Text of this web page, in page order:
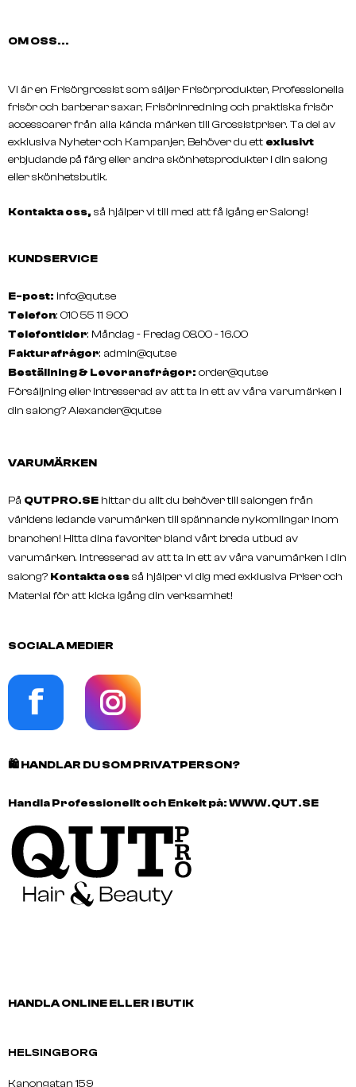
NECCIN 3 Conditioner Dandruff NECCIN 4 Shampoo
GRAZETTE
NECCIN Shampoo Fragrance
Free
GRAZETTE
NECCIN Hand Wash
OM OSS...
Vi är en Frisörgrossist som säljer Frisörprodukter, Professionella
frisör och barberar saxar, Frisörinredning och praktiska frisör
accessoarer från alla kända märken till Grossistpriser. Ta del av
exklusiva Nyheter och Kampanjer, Behöver du ett exlusivt
erbjudande på färg eller andra skönhetsprodukter i din salong
eller skönhetsbutik.
Kontakta oss, så hjälper vi till med att få igång er Salong!
KUNDSERVICE
E-post: info@qut.se
Telefon: 010 55 11 900
Telefontider: Måndag - Fredag 08.00 - 16.00
Fakturafrågor: admin@qut.se
Beställning & Leveransfrågor: order@qut.se
Försäljning eller intresserad av att ta in ett av våra varumärken i
din salong?Alexander@qut.se
VARUMÄRKEN
På QUTPRO.SE hittar du allt du behöver till salongen från
världens ledande varumärken till spännande nykomlingar inom
branchen! Hitta dina favoriter bland vårt breda utbud av
varumärken. Intresserad av att ta in ett av våra varumärken i din
salong? Kontakta ossså hjälper vi dig med exklusiva Priser och
Material för att kicka igång din verksamhet!
SOCIALA MEDIER
🛍️HANDLAR DU SOM PRIVATPERSON?
Handla Professionellt och Enkelt på:WWW.QUT.SE
HANDLA ONLINE ELLER I BUTIK
HELSINGBORG
Kanongatan 159